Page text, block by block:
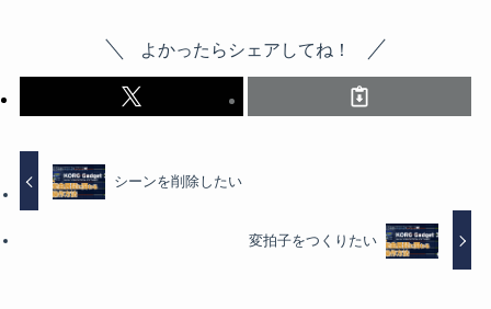
よかったらシェアしてね！
シーンを削除したい
変拍子をつくりたい